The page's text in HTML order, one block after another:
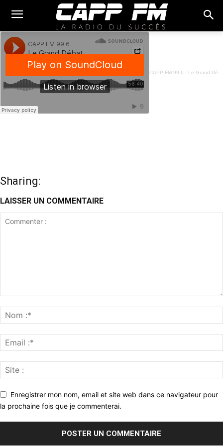
CAPP FM 99.6 · Le Grand Débat - SOJA - 21 Décembre 2023
Sharing:
LAISSER UN COMMENTAIRE
Enregistrer mon nom, email et site web dans ce navigateur pour
la prochaine fois que je commenterai.